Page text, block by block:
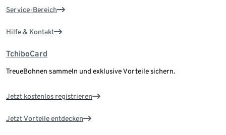
Service-Bereich
Hilfe & Kontakt
TchiboCard
TreueBohnen sammeln und exklusive Vorteile sichern.
Jetzt kostenlos registrieren
Jetzt Vorteile entdecken